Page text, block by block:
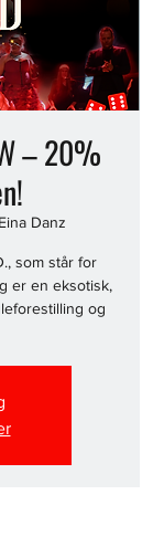
– 20%
Danz
som står for
er en eksotisk,
og